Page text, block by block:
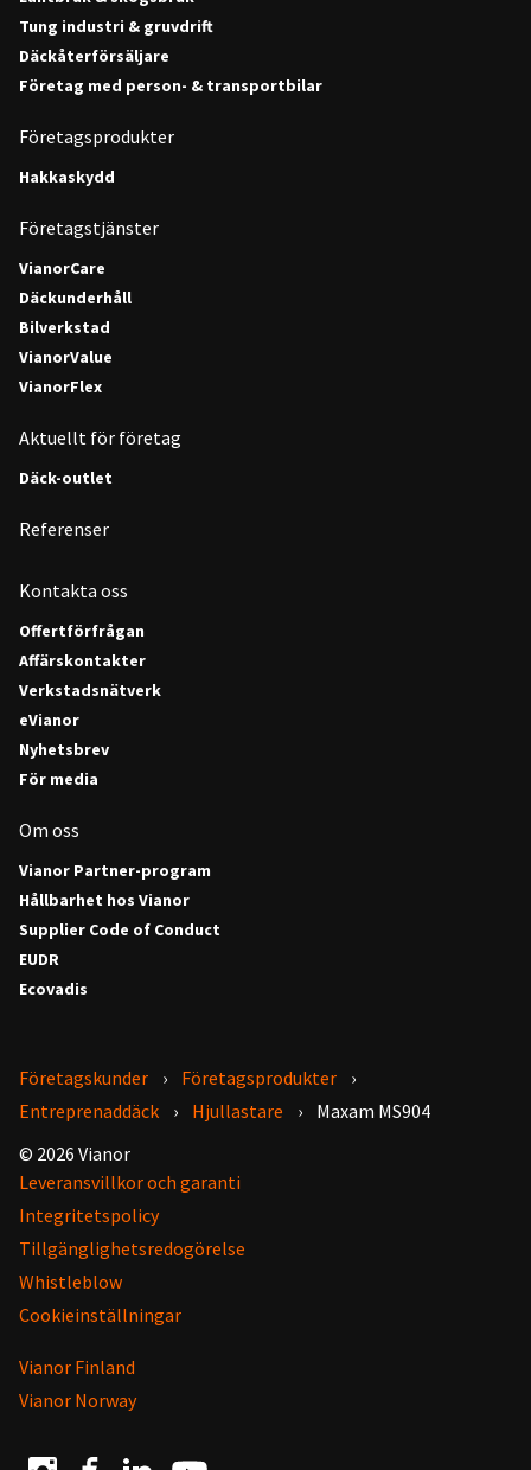
Tung industri & gruvdrift
Däckåterförsäljare
Företag med person- & transportbilar
Företagsprodukter
Hakkaskydd
Företagstjänster
VianorCare
Däckunderhåll
Bilverkstad
VianorValue
VianorFlex
Aktuellt för företag
Däck-outlet
Referenser
Kontakta oss
Offertförfrågan
Affärskontakter
Verkstadsnätverk
eVianor
Nyhetsbrev
För media
Om oss
Vianor Partner-program
Hållbarhet hos Vianor
Supplier Code of Conduct
EUDR
Ecovadis
Företagskunder
Företagsprodukter
Entreprenaddäck
Hjullastare
Maxam MS904
© 2026 Vianor
Leveransvillkor och garanti
Integritetspolicy
Tillgänglighetsredogörelse
Whistleblow
Cookieinställningar
Vianor Finland
Vianor Norway